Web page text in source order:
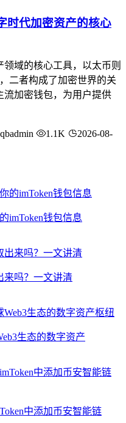
时代加密资产的核心
领域的核心工具，以太币则
二者构成了加密世界的关
流加密钱包，为用户提供
qbadmin 1.1K
2026-08-
imToken钱包信息
来吗？一文讲清
生态的数字资产
中添加币安智能链